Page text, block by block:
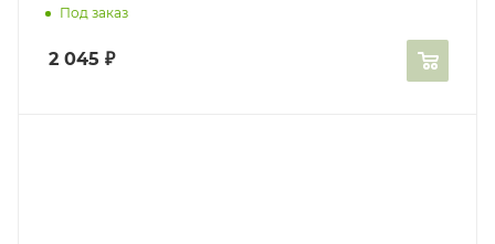
Под заказ
2 045 ₽